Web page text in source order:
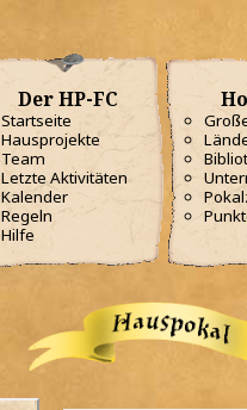
Der HP-FC
Startseite
Hausprojekte
Team
Letzte Aktivitäten
Kalender
Regeln
Hilfe